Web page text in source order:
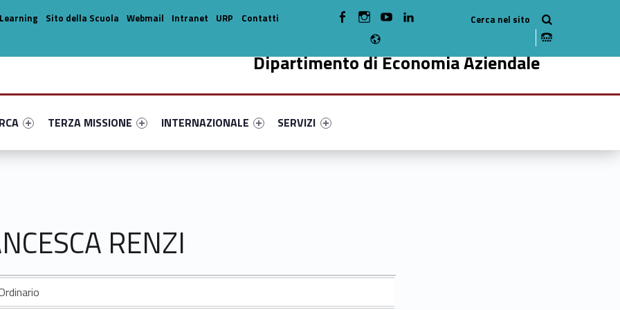
Dipartimento di Economia Aziendale
primary-58364-14
#link-menu-primary-70018-33
Link identifier #link-menu-primary-70558-44
TERZA MISSIONE
Link identifier #link-menu-primary-12289-49
INTERNAZIONALE
Link identifier #link-menu-primary-90516-59
SERVIZI
Sito della Scuola Webmail Intranet URP
Contatti
WebMan on Facebook
WebMan on Instagram
WebMan on Youtube
RENZI